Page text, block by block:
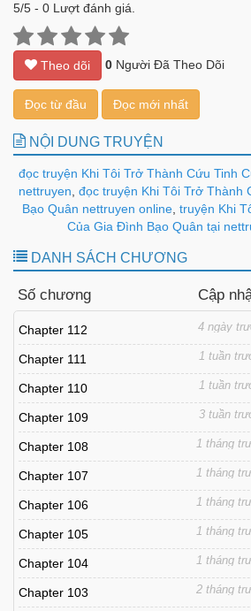
5/5 - 0 Lượt đánh giá.
Theo dõi 0 Người Đã Theo Dõi
Đọc từ đầu Đọc mới nhất
NỘI DUNG TRUYỆN
đọc truyện Khi Tôi Trở Thành Cứu Tinh
nettruyen đọc truyện Khi Tôi Trở Thành
Bạo Quân nettruyen online, truyện Khi
Của Gia Đình Bạo Quân tại
DANH SÁCH CHƯƠNG
Số chương Cập
Chapter 112 4 ngày
Chapter 111 1 tuần
Chapter 110 1 tuần
Chapter 109 3 tuần
Chapter 108 1 tháng
Chapter 107 1 tháng
Chapter 106 1 tháng
Chapter 105 1 tháng
Chapter 104 1 tháng
Chapter 103 2 tháng